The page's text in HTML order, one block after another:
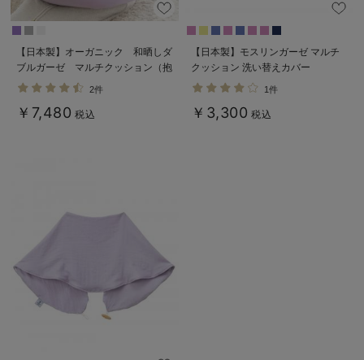
入院準備の持ち物チェック
【日本製】オーガニック 和晒しダ
ブルガーゼ マルチクッション（抱
き枕・授乳クッション）
2件
￥7,480 税込
【日本製】モスリンガーゼ マルチ
クッション 洗い替えカバー
1件
￥3,300 税込